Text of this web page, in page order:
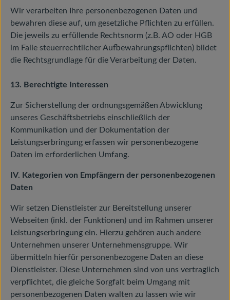
Wir verarbeiten Ihre personenbezogenen Daten und
bewahren diese auf, um gesetzliche Pflichten zu erfüllen.
Die jeweils zu erfüllende Rechtsnorm (z.B. AO oder HGB
im Falle steuerrechtlicher Aufbewahrungspflichten) bildet
die Rechtsgrundlage für die Verarbeitung der Daten.
13. Berechtigte Interessen
Zur Sicherstellung der ordnungsgemäßen Abwicklung
unseres Geschäftsbetriebs einschließlich der
Kommunikation und der Dokumentation der
Leistungserbringung erfassen wir personenbezogene
Daten im erforderlichen Umfang.
IV. Kategorien von Empfängern der personenbezogenen
Daten
Wir setzen Dienstleister zur Bereitstellung unserer
Webseiten (inkl. der Funktionen) und im Rahmen unserer
Leistungserbringung ein. Hierzu gehören auch andere
Unternehmen unserer Unternehmensgruppe. Wir
übermitteln hierfür personenbezogene Daten an diese
Dienstleister. Diese Unternehmen sind von uns vertraglich
verpflichtet, die gleiche Sorgfalt beim Umgang mit
personenbezogenen Daten walten zu lassen wie wir